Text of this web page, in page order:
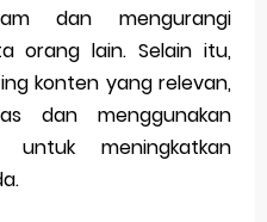
dan mengurangi
orang lain. Selain itu,
konten yang relevan,
dan menggunakan
meningkatkan